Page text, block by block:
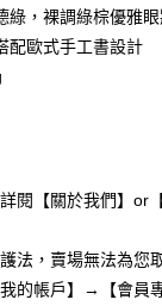
享後付」】
「在收到商品之後才付
綠，裸調綠棕優雅
配歐式手工書設計
閱【關於我們】or
法，賣場無法為您
的帳戶】→【會員